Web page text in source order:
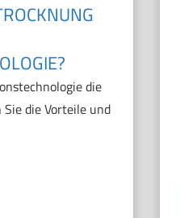
die
die Vorteile und